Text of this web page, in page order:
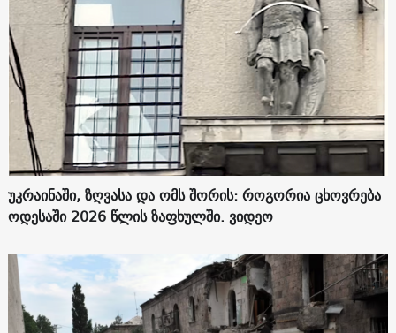
უკრაინაში, ზღვასა და ომს შორის: როგორია ცხოვრება
ოდესაში 2026 წლის ზაფხულში. ვიდეო